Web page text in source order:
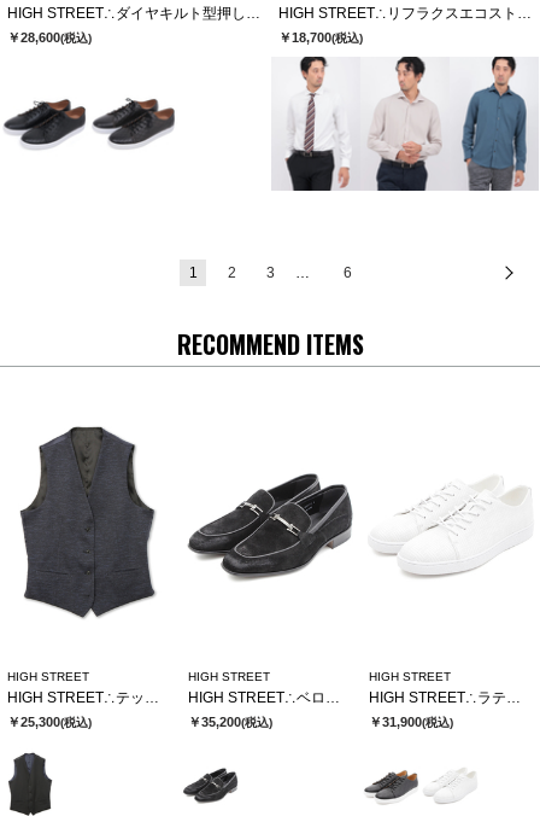
￥28,600(税込) ￥18,700(税込)
1 2 3 6
RECOMMEND ITEMS
HIGH STREET
￥25,300(税込)
HIGH STREET
￥35,200(税込)
HIGH STREET
￥31,900(税込)